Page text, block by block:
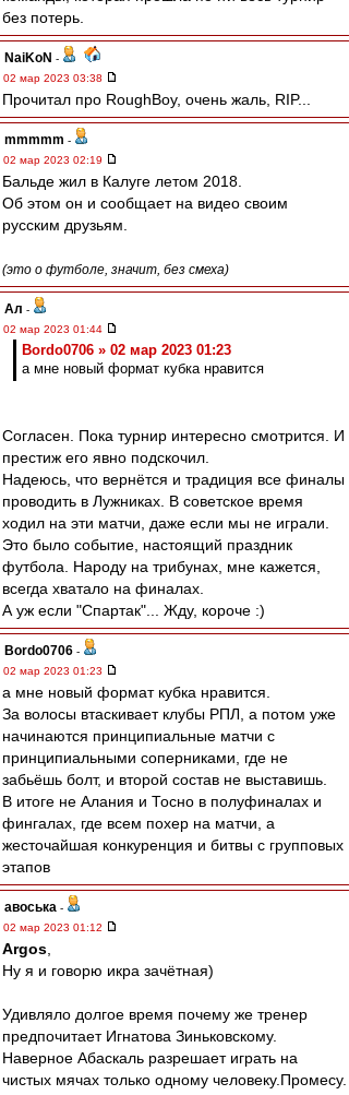
без потерь.
NaiKoN -
02 мар 2023 03:38
Прочитал про RoughBoy, очень жаль, RIP...
mmmmm -
02 мар 2023 02:19
Бальде жил в Калуге летом 2018.
Об этом он и сообщает на видео своим
русским друзьям.
(это о футболе, значит, без смеха)
Ал -
02 мар 2023 01:44
Bordo0706 » 02 мар 2023 01:23
а мне новый формат кубка нравится
Согласен. Пока турнир интересно смотрится. И
престиж его явно подскочил.
Надеюсь, что вернётся и традиция все финалы
проводить в Лужниках. В советское время
ходил на эти матчи, даже если мы не играли.
Это было событие, настоящий праздник
футбола. Народу на трибунах, мне кажется,
всегда хватало на финалах.
А уж если "Спартак"... Жду, короче :)
Bordo0706 -
02 мар 2023 01:23
а мне новый формат кубка нравится.
За волосы втаскивает клубы РПЛ, а потом уже
начинаются принципиальные матчи с
принципиальными соперниками, где не
забьёшь болт, и второй состав не выставишь.
В итоге не Алания и Тосно в полуфиналах и
фингалах, где всем похер на матчи, а
жесточайшая конкуренция и битвы с групповых
этапов
авоська -
02 мар 2023 01:12
Argos
Ну я и говорю икра зачётная)
Удивляло долгое время почему же тренер
предпочитает Игнатова Зиньковскому.
Наверное Абаскаль разрешает играть на
чистых мячах только одному человеку.Промесу.